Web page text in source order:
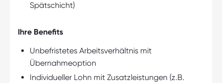
Spätschicht)
Ihre Benefits
Unbefristetes Arbeitsverhältnis mit
Übernahmeoption
Individueller Lohn mit Zusatzleistungen (z.B.